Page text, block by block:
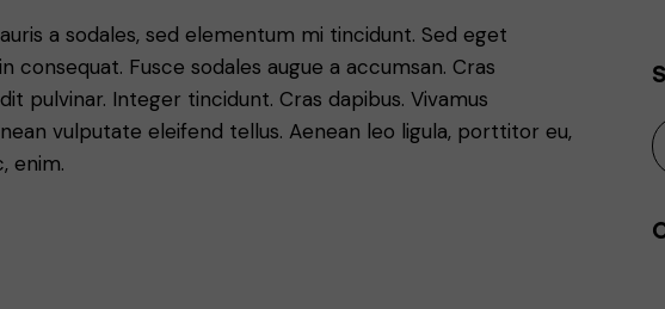
a sodales, sed elementum mi tincidunt. Sed eget
consequat. Fusce sodales augue a accumsan. Cras
pulvinar. Integer tincidunt. Cras dapibus. Vivamus
vulputate eleifend tellus. Aenean leo ligula, porttitor eu,
enim.